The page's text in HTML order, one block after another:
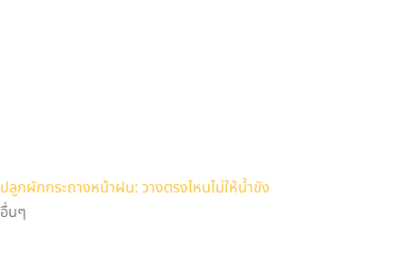
ปลูกผักกระถางหน้าฝน: วางตรงไหนไม่ให้น้ำขัง
อื่นๆ